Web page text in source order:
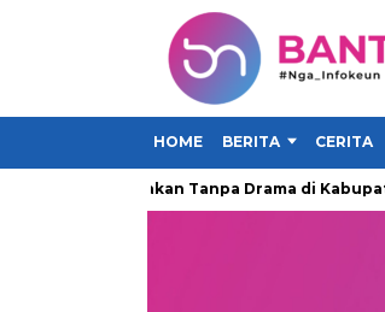
HOME BERITA CERITA
Makan Tanpa Drama di Kabupaten